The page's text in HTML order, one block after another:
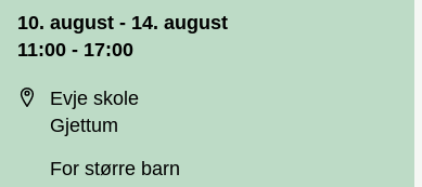
10. august - 14. august
11:00 - 17:00
Evje skole
Gjettum
For større barn